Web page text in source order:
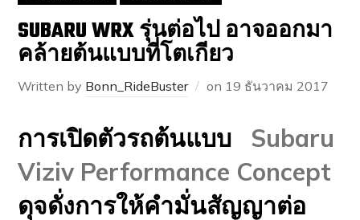
SUBARU WRX รุ่นต่อไป อาจออกมา
คล้ายต้นแบบที่โตเกียว
Written by Bonn_RideBuster on 19 ธันวาคม 2017
การเปิดตัวรถต้นแบบ Subaru
Viziv Performance Concept
ดุจดั่งการให้คำมั่นสัญญาต่อ